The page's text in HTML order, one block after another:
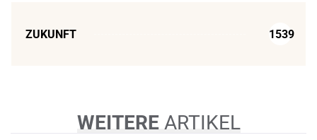
ZUKUNFT 1539
WEITEREARTIKEL